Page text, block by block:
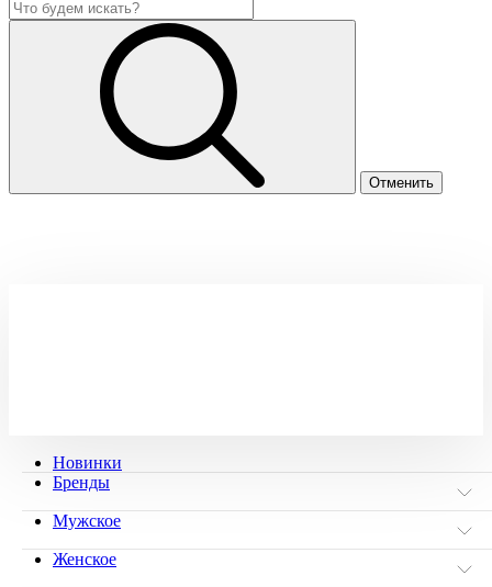
Новинки
Бренды
Мужское
Женское